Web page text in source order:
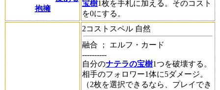
抱擁
宝樹1枚を手札に加える。そのコスト
を0にする。
2コストスペル 自然
融合 ； エルフ・カード
----------
自分のナテラの宝樹1つを破壊する。
相手のフォロワー1体に5ダメージ。
（2枚を選択できるなら、プレイでき